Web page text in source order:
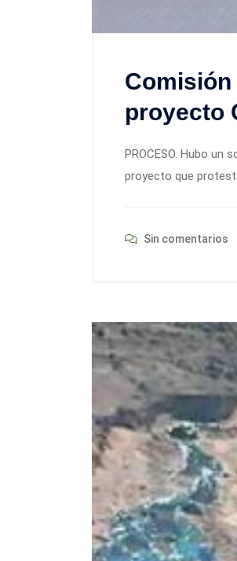
proyecto
PROCESO. Hubo
proyecto que
Sin comentarios